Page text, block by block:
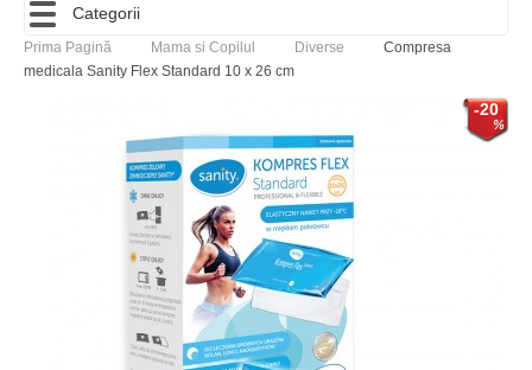
Categorii
Prima Pagină Mama si Copilul Diverse
Compresa
medicala Sanity Flex Standard 10 x 26 cm
-20